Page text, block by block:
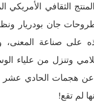
الثقافي الأمريكي
بأطروحات جان بودريار
على صناعة
وتنزل من علياء
عن هجمات الحادي عشر
لم تقع!